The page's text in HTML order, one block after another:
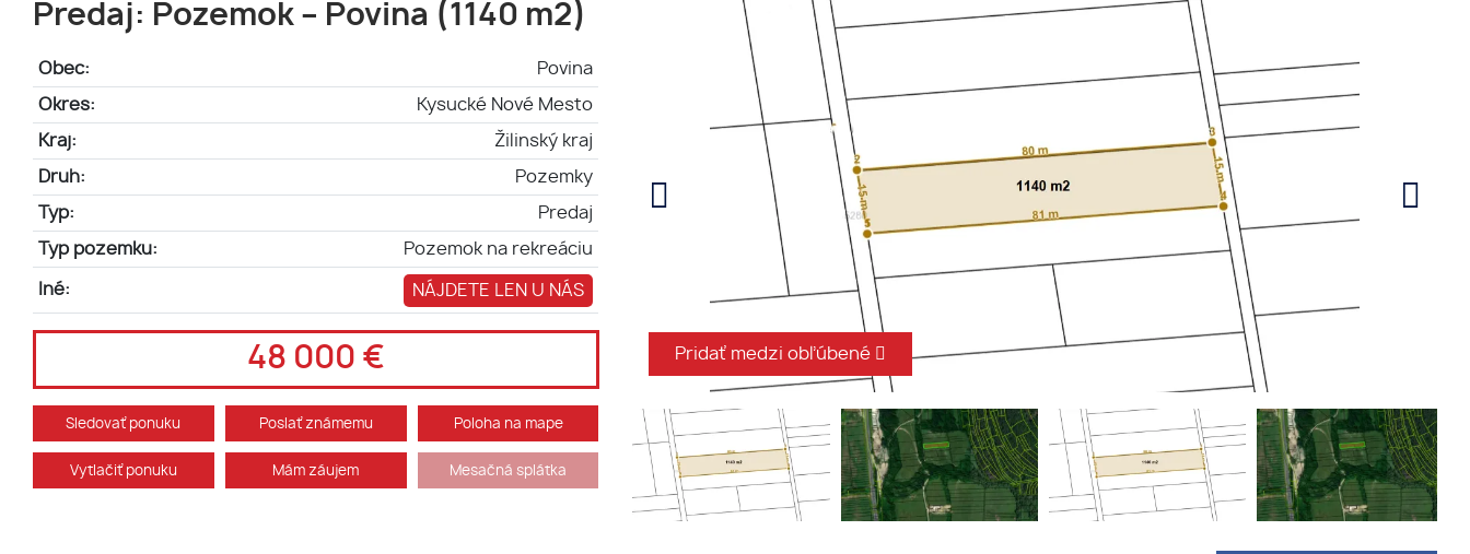
Predaj: Pozemok – Povina (1140 m2)
Obec: Povina
Okres: Kysucké Nové Mesto
Kraj: Žilinský kraj
Druh: Pozemky
Typ: Predaj
Typ pozemku: Pozemok na rekreáciu
Iné: NÁJDETE LEN U NÁS
48 000 €
Sledovať ponuku Poslať známemu Poloha na mape
Vytlačiť ponuku Mám záujem Mesačná splátka
Pridať medzi obľúbené